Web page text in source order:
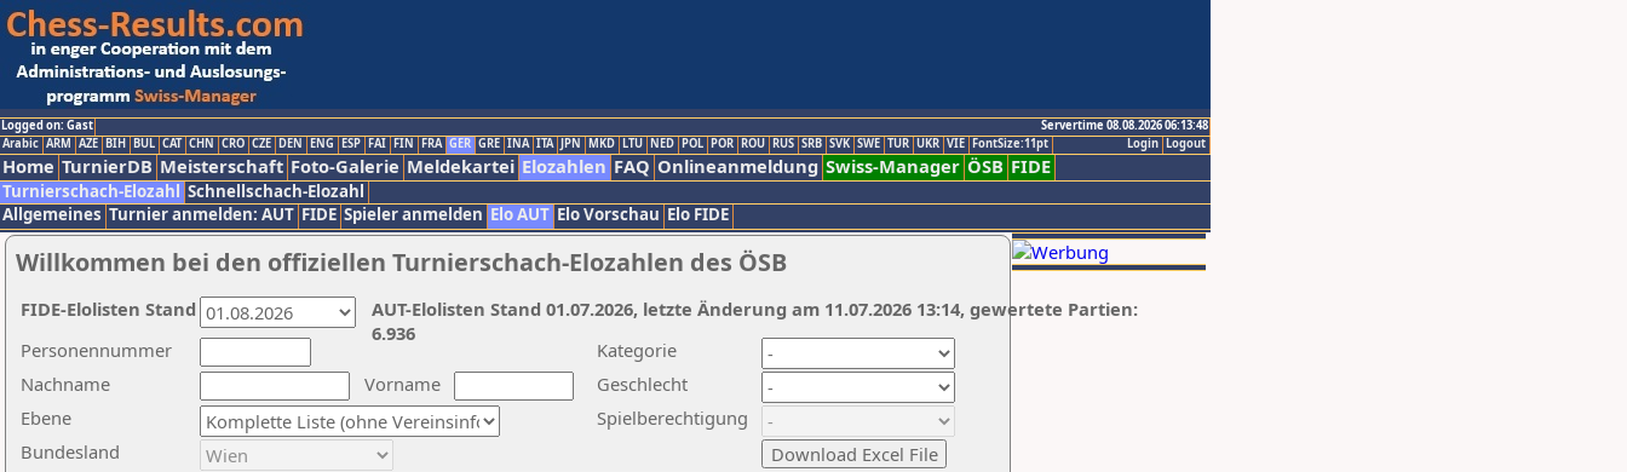
Logged on: Gast
Servertime 08.08.2026 06:13:48
Logout
Login
Arabic ARM AZE BIH BUL CAT CHN CRO CZE DEN ENG ESP FAI FIN FRA GER GRE INA ITA JPN MKD LTU NED POL POR ROU RUS SRB SVK SWE TUR UKR VIE FontSize:11pt
Home TurnierDB Meisterschaft Foto-Galerie Meldekartei Elozahlen FAQ Onlineanmeldung Swiss-Manager ÖSB FIDE
Turnierschach-Elozahl Schnellschach-Elozahl
Allgemeines Turnier anmelden: AUT FIDE Spieler anmelden Elo AUT Elo Vorschau Elo FIDE
Willkommen bei den offiziellen Turnierschach-Elozahlen des ÖSB
Nachname
Vorname
Ebene
Kategorie
Personennummer
Bundesland
Geschlecht
Spielberechtigung
AUT-Elolisten Stand 01.07.2026, letzte Änderung am 11.07.2026 13:14, gewertete Partien:
6.936
FIDE-Elolisten Stand